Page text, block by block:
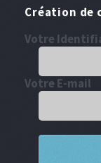
Création de
Votre
Votre E-mail